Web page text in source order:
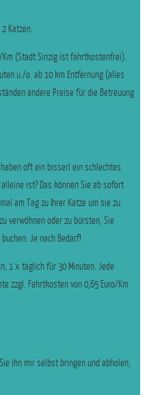
Katzen.
Km (Stadt Sinzig ist fahrtkostenfrei).
u./o. ab 10 km Entfernung (alles
andere Preise für die Betreuung
oft ein bisserl ein schlechtes
ist? Das können Sie ab sofort
am Tag zu Ihrer Katze um sie zu
verwöhnen oder zu bürsten, Sie
Je nach Bedarf!
1 x täglich für 30 Minuten. Jede
zzgl. Fahrtkosten von 0,65 Euro/Km
ihn mir selbst bringen und abholen,